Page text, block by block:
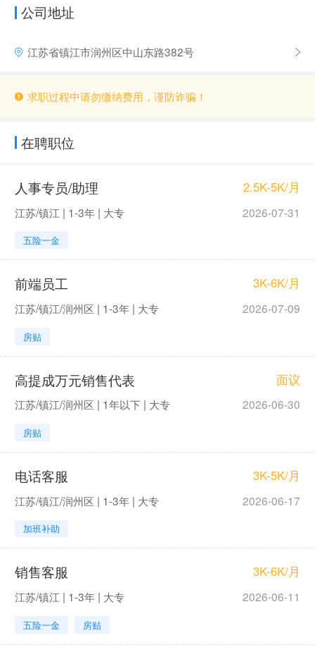
公司地址
江苏省镇江市润州区中山东路382号
求职过程中请勿缴纳费用，谨防诈骗！
在聘职位
人事专员/助理 2.5K-5K/月
江苏/镇江 | 1-3年 | 大专 2026-07-31
五险一金
前端员工 3K-6K/月
江苏/镇江/润州区 | 1-3年 | 大专 2026-07-09
房贴
高提成万元销售代表 面议
江苏/镇江/润州区 | 1年以下 | 大专 2026-06-30
房贴
电话客服 3K-5K/月
江苏/镇江/润州区 | 1-3年 | 大专 2026-06-17
加班补助
销售客服 3K-6K/月
江苏/镇江 | 1-3年 | 大专 2026-06-11
五险一金 房贴